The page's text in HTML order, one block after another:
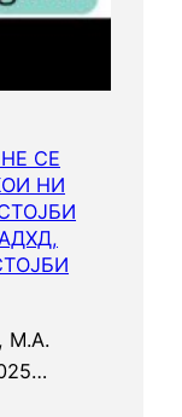
СЕ
НИ
M.A.